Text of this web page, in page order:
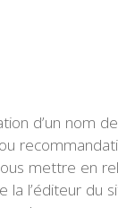
d’un nom
mettre en
l’éditeur du